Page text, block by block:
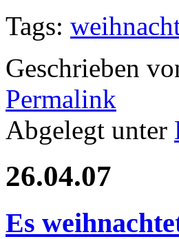
Tags:
Geschrieben
Permalink
Abgelegt unter
26.04.07
Es